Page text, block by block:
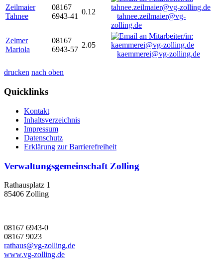
Zeilmaier
Tahnee
08167
6943-41
0.12
tahnee.zeilmaier@vg-
zolling.de
Zelmer
Mariola
08167
6943-57
2.05
kaemmerei@vg-zolling.de
drucken nach oben
Quicklinks
Kontakt
Inhaltsverzeichnis
Impressum
Datenschutz
Erklärung zur Barrierefreiheit
Verwaltungsgemeinschaft Zolling
Rathausplatz 1
85406 Zolling
08167 6943-0
08167 9023
rathaus@vg-zolling.de
www.vg-zolling.de